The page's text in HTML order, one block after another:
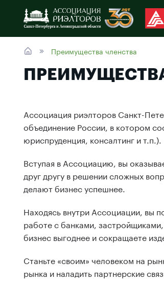
Преимущества членства
Ассоциация риэлторов Санкт-
объединение России, в котором
юриспруденция, консалтинг и т.п.).
Вступая в Ассоциацию, вы
друг другу в решении сложных
делают бизнес успешнее.
Находясь внутри Ассоциации, вы
работе с банками,
бизнес выгоднее и сокращаете
Станьте «своим» человеком на
рынка и наладить партнерские